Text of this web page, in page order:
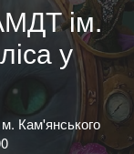
ім.
у
Кам'янського